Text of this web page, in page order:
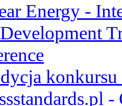
Energy -
konkursu